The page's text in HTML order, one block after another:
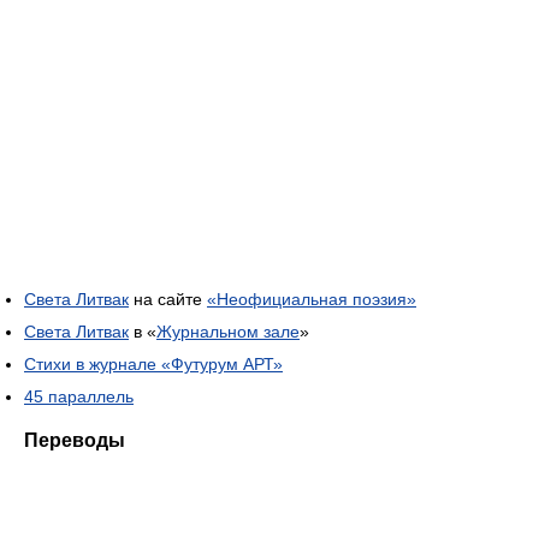
Света Литвак на сайте «Неофициальная поэзия»
Света Литвак в «Журнальном зале»
Стихи в журнале «Футурум АРТ»
45 параллель
Переводы